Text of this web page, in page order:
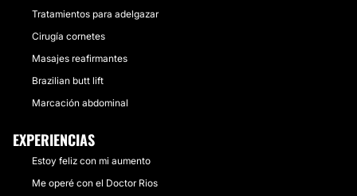
Tratamientos para adelgazar
Cirugía cornetes
Masajes reafirmantes
Brazilian butt lift
Marcación abdominal
EXPERIENCIAS
Estoy feliz con mi aumento
Me operé con el Doctor Rios